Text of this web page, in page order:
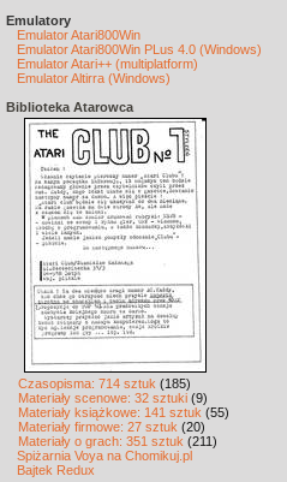
Emulatory
Emulator Atari800Win
Emulator Atari800Win PLus 4.0 (Windows)
Emulator Atari++ (multiplatform)
Emulator Altirra (Windows)
Biblioteka Atarowca
Czasopisma: 714 sztuk (185)
Materiały scenowe: 32 sztuki (9)
Materiały książkowe: 141 sztuk (55)
Materiały firmowe: 27 sztuk (20)
Materiały o grach: 351 sztuk (211)
Spiżarnia Voya na Chomikuj.pl
Bajtek Redux